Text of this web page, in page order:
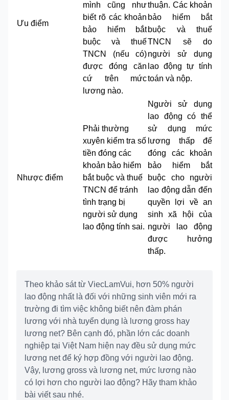
Ưu điểm
mình cũng như
biết rõ các khoản
bảo hiểm bắt
buộc và thuế
TNCN (nếu có)
được đóng căn
cứ trên mức
lương nào.
thuận. Các khoản
bảo hiểm bắt
buộc và thuế
TNCN sẽ do
người sử dụng
lao động tự tính
toán và nộp.
Nhược điểm
Phải thường
xuyên kiểm tra số
tiền đóng các
khoản bảo hiểm
bắt buộc và thuế
TNCN để tránh
tình trạng bị
người sử dụng
lao động tính sai.
Người sử dụng
lao động có thể
sử dụng mức
lương thấp để
đóng các khoản
bảo hiểm bắt
buộc cho người
lao động dẫn đến
quyền lợi về an
sinh xã hội của
người lao động
được hưởng
thấp.
Theo khảo sát từ ViecLamVui, hơn 50% người
lao động nhất là đối với những sinh viên mới ra
trường đi tìm việc không biết nên đàm phán
lương với nhà tuyển dụng là lương gross hay
lương net? Bên cạnh đó, phần lớn các doanh
nghiệp tại Việt Nam hiện nay đều sử dụng mức
lương net để ký hợp đồng với người lao động.
Vậy, lương gross và lương net, mức lương nào
có lợi hơn cho người lao động? Hãy tham khảo
bài viết sau nhé.